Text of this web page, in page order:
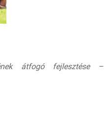
átfogó fejlesztése –